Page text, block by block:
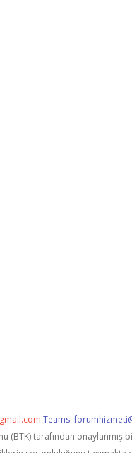
Teams:
(BTK) tarafından